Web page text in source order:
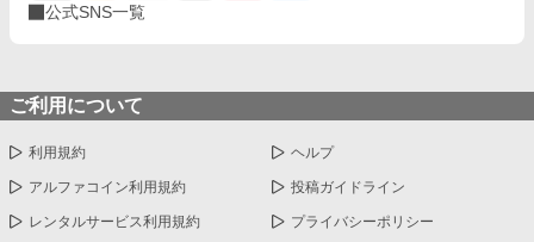
公式SNS一覧
ご利用について
利用規約 ヘルプ
アルファコイン利用規約 投稿ガイドライン
レンタルサービス利用規約 プライバシーポリシー